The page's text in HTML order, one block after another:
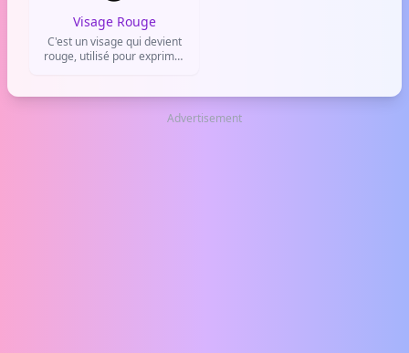
Visage Rouge
C'est un visage qui devient
rouge, utilisé pour exprimer
conversations en ligne.
Advertisement